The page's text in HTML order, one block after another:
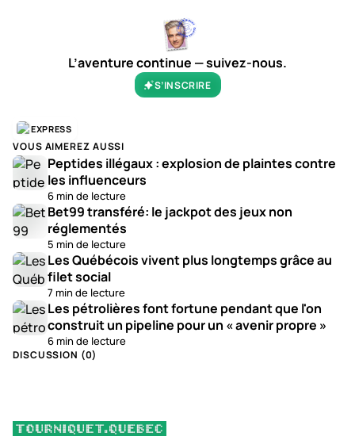
L’aventure continue — suivez-nous.
S’INSCRIRE
EXPRESS
VOUS AIMEREZ AUSSI
Peptides illégaux : explosion de plaintes contre
les influenceurs
6 min de lecture
Bet99 transféré: le jackpot des jeux non
réglementés
5 min de lecture
Les Québécois vivent plus longtemps grâce au
filet social
7 min de lecture
Les pétrolières font fortune pendant que l'on
construit un pipeline pour un « avenir propre »
6 min de lecture
DISCUSSION (0)